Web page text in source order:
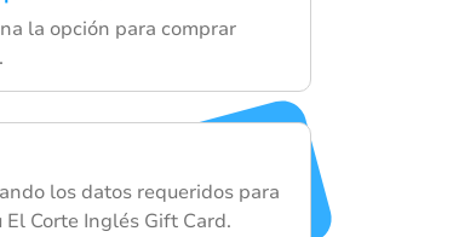
la opción para comprar
los datos requeridos para
Corte Inglés Gift Card.